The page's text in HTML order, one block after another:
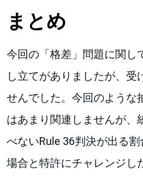
まとめ
今回の「格差」問題に関し
し立てがありましたが、受
せんでした。今回のような
はあまり関連しませんが、
べないRule 36判決が出る
場合と特許にチャレンジし